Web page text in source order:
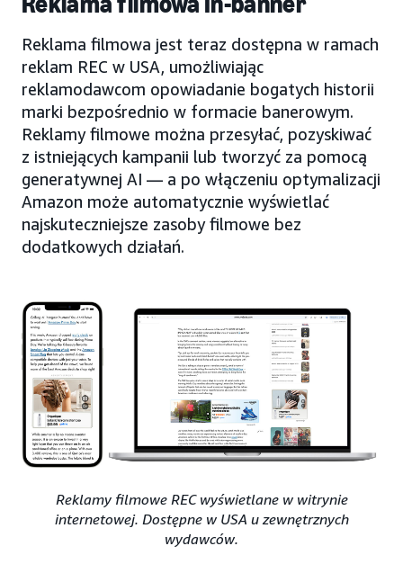
Reklama filmowa jest teraz dostępna w ramach
reklam REC w USA, umożliwiając
reklamodawcom opowiadanie bogatych historii
marki bezpośrednio w formacie banerowym.
Reklamy filmowe można przesyłać, pozyskiwać
z istniejących kampanii lub tworzyć za pomocą
generatywnej AI — a po włączeniu optymalizacji
Amazon może automatycznie wyświetlać
najskuteczniejsze zasoby filmowe bez
dodatkowych działań.
Reklamy filmowe REC wyświetlane w witrynie
internetowej. Dostępne w USA u zewnętrznych
wydawców.